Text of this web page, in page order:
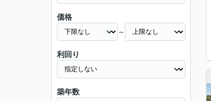
価格
～
利回り
築年数